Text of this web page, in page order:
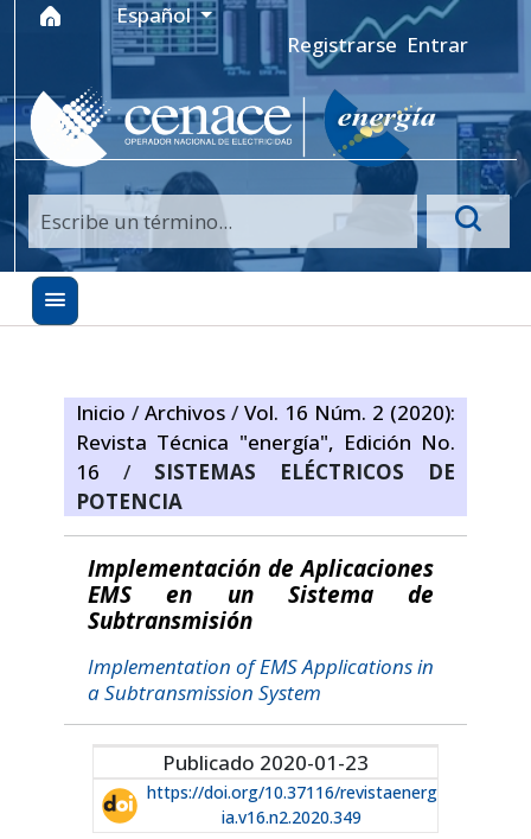
Ir al menú de navegación principal
Ir al contenido principal
Ir al pie de página del sitio
Idioma
Español
Registrarse Entrar
Inicio / Archivos / Vol. 16 Núm. 2 (2020):
Revista Técnica "energía", Edición No.
16 /
SISTEMAS ELÉCTRICOS DE
POTENCIA
Implementación de Aplicaciones
EMS en un Sistema de
Subtransmisión
Implementation of EMS Applications in
a Subtransmission System
Publicado 2020-01-23
https://doi.org/10.37116/revistaenerg
ia.v16.n2.2020.349